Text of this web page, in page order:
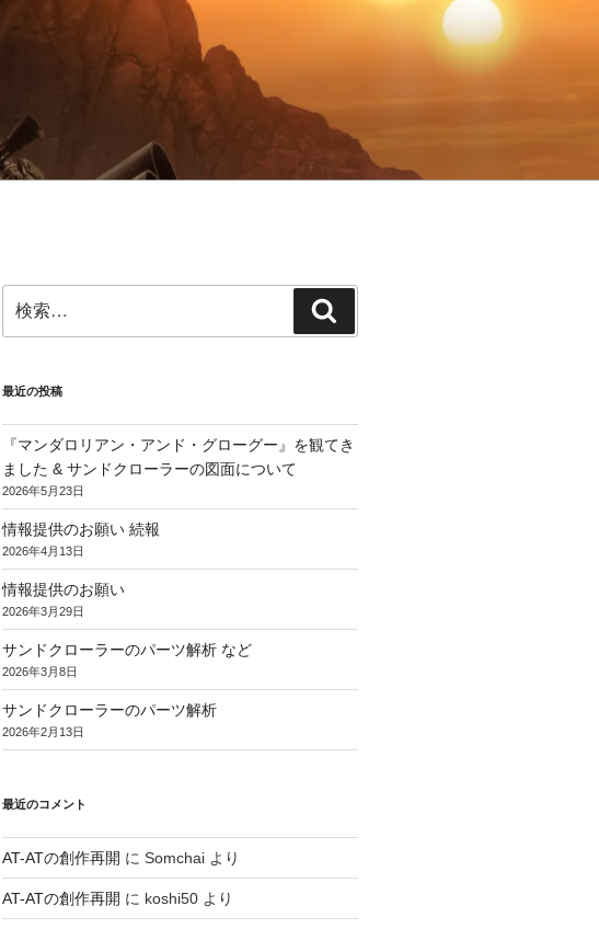
索:
索
最近の投稿
『マンダロリアン・アンド・グローグー』を観てき
ました & サンドクローラーの図面について
2026年5月23日
情報提供のお願い 続報
2026年4月13日
情報提供のお願い
2026年3月29日
サンドクローラーのパーツ解析 など
2026年3月8日
サンドクローラーのパーツ解析
2026年2月13日
最近のコメント
AT-ATの創作再開 に Somchaiより
AT-ATの創作再開 に koshi50より